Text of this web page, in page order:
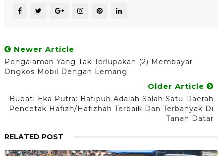
Newer Article
Pengalaman Yang Tak Terlupakan (2) Membayar
Ongkos Mobil Dengan Lemang
Older Article
Bupati Eka Putra: Batipuh Adalah Salah Satu Daerah
Pencetak Hafizh/Hafizhah Terbaik Dan Terbanyak Di
Tanah Datar
RELATED POST